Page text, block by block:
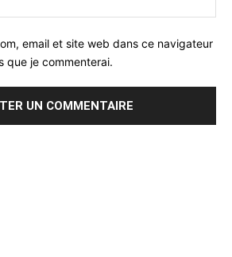
email et site web dans ce navigateur
que je commenterai.